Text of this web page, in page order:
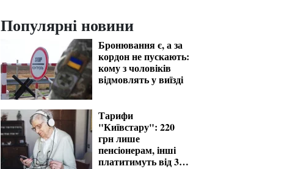
Популярні новини
Бронювання є, а за
кордон не пускають:
кому з чоловіків
відмовлять у виїзді
Тарифи
"Київстару": 220
грн лише
пенсіонерам, інші
платитимуть від 370